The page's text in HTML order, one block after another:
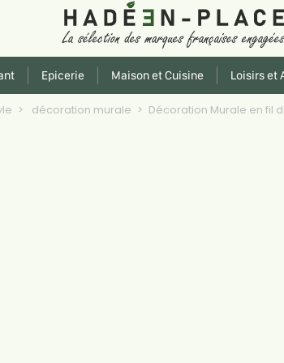
Epicerie Maison et Cuisine Loisirs et
décoration murale
Décoration Murale en fil